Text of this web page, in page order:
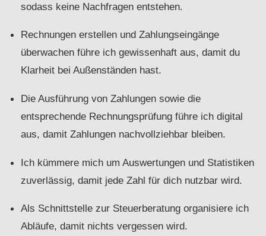
sodass keine Nachfragen entstehen.
Rechnungen erstellen und Zahlungseingänge
überwachen führe ich gewissenhaft aus, damit du
Klarheit bei Außenständen hast.
Die Ausführung von Zahlungen sowie die
entsprechende Rechnungsprüfung führe ich digital
aus, damit Zahlungen nachvollziehbar bleiben.
Ich kümmere mich um Auswertungen und Statistiken
zuverlässig, damit jede Zahl für dich nutzbar wird.
Als Schnittstelle zur Steuerberatung organisiere ich
Abläufe, damit nichts vergessen wird.